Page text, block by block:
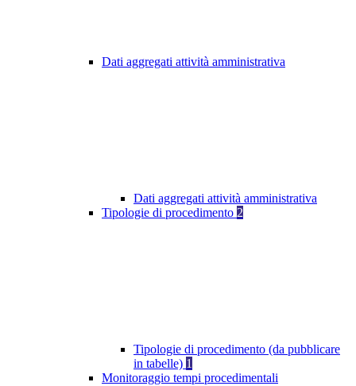
Dati aggregati attività amministrativa
Dati aggregati attività amministrativa
Tipologie di procedimento 2
Tipologie di procedimento (da pubblicare
in tabelle) 1
Monitoraggio tempi procedimentali